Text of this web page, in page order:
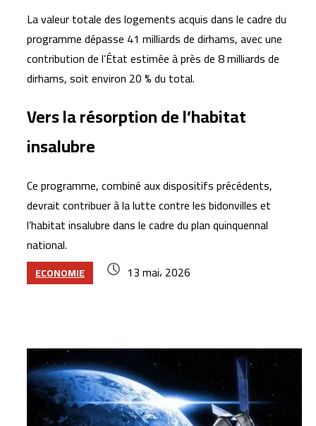
La valeur totale des logements acquis dans le cadre du
programme dépasse 41 milliards de dirhams, avec une
contribution de l’État estimée à près de 8 milliards de
dirhams, soit environ 20 % du total.
Vers la résorption de l’habitat
insalubre
Ce programme, combiné aux dispositifs précédents,
devrait contribuer à la lutte contre les bidonvilles et
l’habitat insalubre dans le cadre du plan quinquennal
national.
ECONOMIE 13 mai، 2026